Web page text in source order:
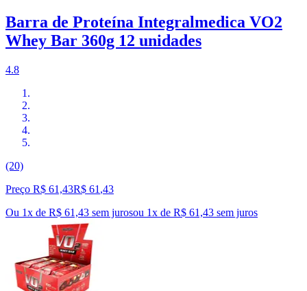
Barra de Proteína Integralmedica VO2
Whey Bar 360g 12 unidades
4.8
(20)
Preço R$ 61,43R$ 61 ,43
Ou 1x de R$ 61,43 sem jurosou 1x de R$ 61,43 sem juros